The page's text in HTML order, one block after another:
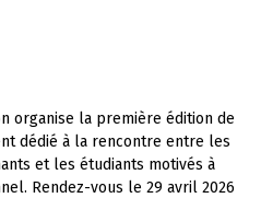
organise la première édition de
dédié à la rencontre entre les
et les étudiants motivés à
Rendez-vous le 29 avril 2026